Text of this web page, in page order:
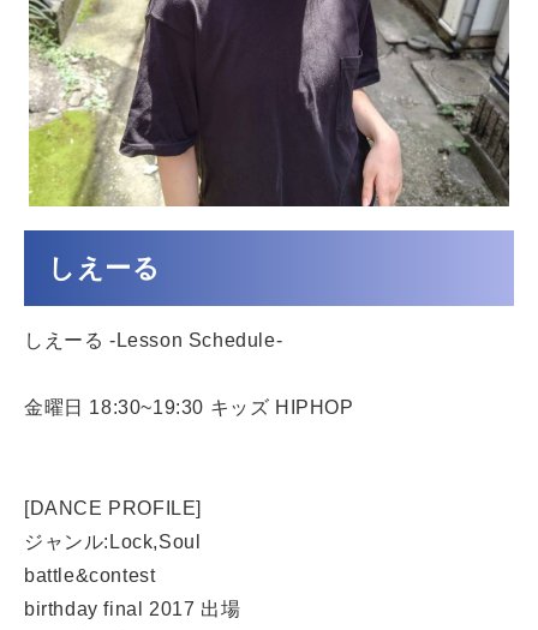
しえーる
しえーる -Lesson Schedule-
金曜日 18:30~19:30 キッズ HIPHOP
[DANCE PROFILE]
ジャンル:Lock,Soul
battle&contest
birthday final 2017 出場